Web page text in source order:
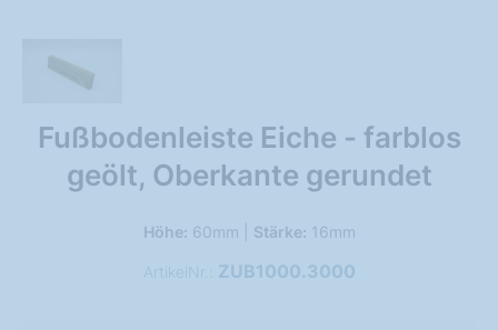
Fußbodenleiste Eiche - farblos
geölt, Oberkante gerundet
Höhe: 60mm | Stärke: 16mm
ArtikelNr.: ZUB1000.3000